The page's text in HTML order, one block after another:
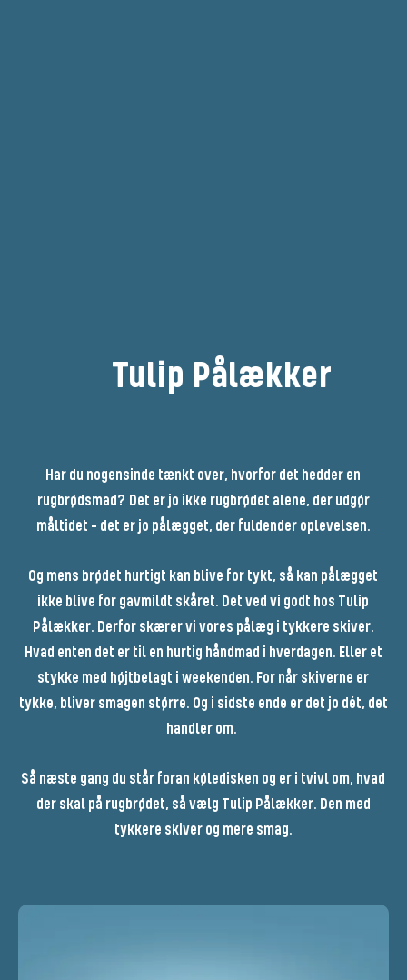
Tulip Pålækker
Har du nogensinde tænkt over, hvorfor det hedder en
rugbrødsmad? Det er jo ikke rugbrødet alene, der udgør
måltidet – det er jo pålægget, der fuldender oplevelsen.
Og mens brødet hurtigt kan blive for tykt, så kan pålægget
ikke blive for gavmildt skåret. Det ved vi godt hos Tulip
Pålækker. Derfor skærer vi vores pålæg i tykkere skiver.
Hvad enten det er til en hurtig håndmad i hverdagen. Eller et
stykke med højtbelagt i weekenden. For når skiverne er
tykke, bliver smagen større. Og i sidste ende er det jo dét, det
handler om.
Så næste gang du står foran køledisken og er i tvivl om, hvad
der skal på rugbrødet, så vælg Tulip Pålækker. Den med
tykkere skiver og mere smag.